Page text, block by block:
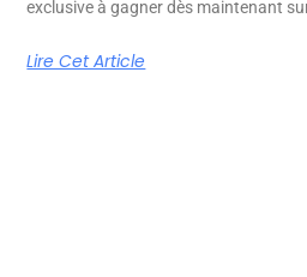
exclusive à gagner dès maintenant
Lire Cet Article